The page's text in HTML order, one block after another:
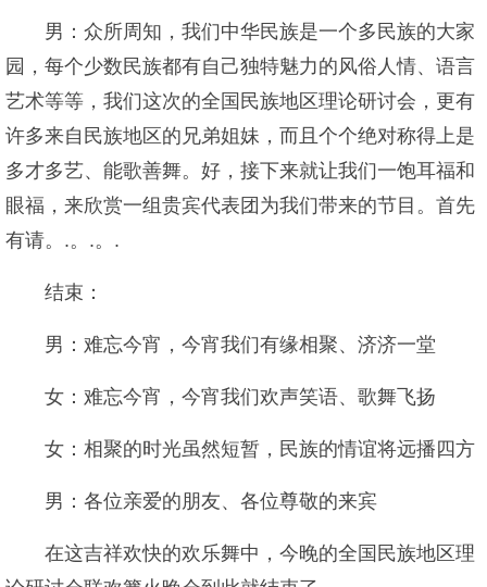
男：众所周知，我们中华民族是一个多民族的大家
园，每个少数民族都有自己独特魅力的风俗人情、语言
艺术等等，我们这次的全国民族地区理论研讨会，更有
许多来自民族地区的兄弟姐妹，而且个个绝对称得上是
多才多艺、能歌善舞。好，接下来就让我们一饱耳福和
眼福，来欣赏一组贵宾代表团为我们带来的节目。首先
有请。.。.。.
结束：
男：难忘今宵，今宵我们有缘相聚、济济一堂
女：难忘今宵，今宵我们欢声笑语、歌舞飞扬
女：相聚的时光虽然短暂，民族的情谊将远播四方
男：各位亲爱的朋友、各位尊敬的来宾
在这吉祥欢快的欢乐舞中，今晚的全国民族地区理